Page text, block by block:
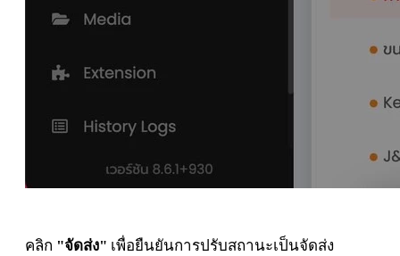
คลิก "จัดส่ง" เพื่อยืนยันการปรับสถานะเป็นจัดส่ง